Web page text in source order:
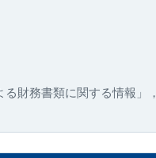
財務書類に関する情報」，